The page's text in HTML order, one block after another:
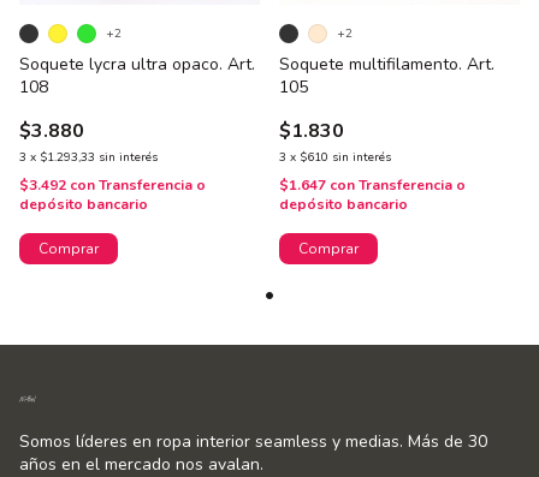
Soquete lycra ultra opaco. Art.
108
$3.880
3 x $1.293,33 sin interés
$3.492 conTransferencia o
depósito bancario
+2
Comprar
Soquete multifilamento. Art.
105
$1.830
3 x $610 sin interés
$1.647 conTransferencia o
depósito bancario
+2
Comprar
Somos líderes en ropa interior seamless y medias. Más de 30
años en el mercado nos avalan.